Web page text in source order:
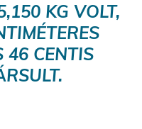
KG VOLT,
46 CENTIS